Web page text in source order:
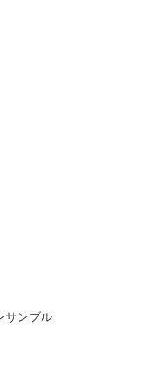
サンブル